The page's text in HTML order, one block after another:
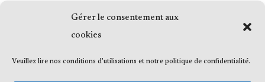
Gérer le consentement aux
cookies
Veuillez lire nos conditions d'utilisations et notre politique de confidentialité.